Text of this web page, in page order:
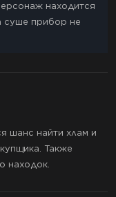
находится
суше прибор не
шанс найти хлам и
Также
находок.